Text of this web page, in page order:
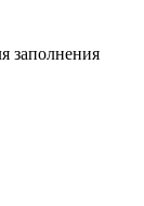
заполнения